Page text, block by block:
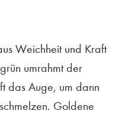
Weichheit und Kraft
umrahmt der
das Auge, um dann
Goldene